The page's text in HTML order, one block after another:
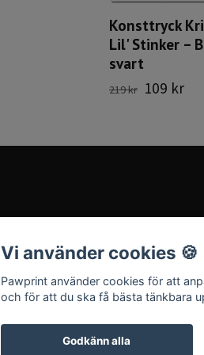
Konsttryck
Lil' Stinker –
svart
219 kr 109 kr
Vi använder cookies 🍪
Pawprint använder cookies för att
och för att du ska få bästa tänkbara
Godkänn alla